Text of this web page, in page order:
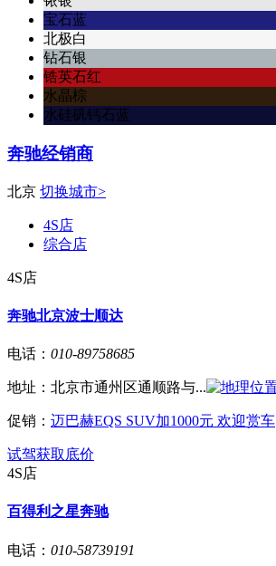
宝石蓝
北极白
钻石银
锆英石红
水晶棕
水硅矾钙石蓝
奔驰经销商
北京 切换城市>
4S店
综合店
4S店
奔驰北京波士顺达
电话： 010-89758685
地址： 北京市通州区通顺路与...
促销： 迈巴赫EQS SUV加1000元 欢迎赏车
试驾获取底价
4S店
百得利之星奔驰
电话： 010-58739191